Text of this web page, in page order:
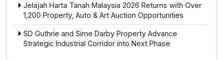
Jelajah Harta Tanah Malaysia 2026 Returns with Over
1,200 Property, Auto & Art Auction Opportunities
SD Guthrie and Sime Darby Property Advance
Strategic Industrial Corridor into Next Phase